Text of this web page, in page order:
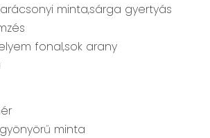
minta,sárga gyertyás
fonal,sok arany
minta